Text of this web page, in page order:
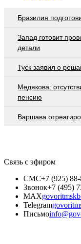
Бразилия
Запад готовит
детали
Туск заявил о
Медякова:
пенсию
Варшава
Связь с эфиром
СМС+7 (925)
Звонок+7 (495)
MAX
Telegram
Письмо